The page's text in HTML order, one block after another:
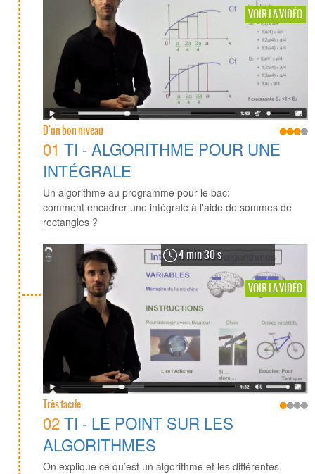
VOIR LA VIDÉO
D'un bon niveau
01 TI - ALGORITHME POUR UNE
INTÉGRALE
Un algorithme au programme pour le bac:
comment encadrer une intégrale à l'aide de sommes de
rectangles ?
4 min 30 s
VOIR LA VIDÉO
Très facile
02TI - LE POINT SUR LES
ALGORITHMES
On explique ce qu’est un algorithme et les différentes